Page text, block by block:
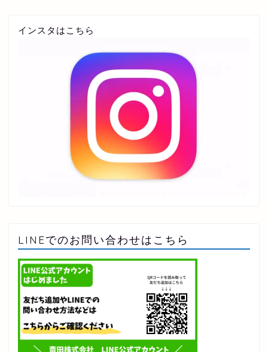
インスタはこちら
LINEでのお問い合わせはこちら